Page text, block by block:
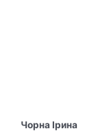
Чорна Ірина